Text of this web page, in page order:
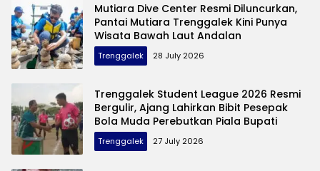
Mutiara Dive Center Resmi Diluncurkan,
Pantai Mutiara Trenggalek Kini Punya
Wisata Bawah Laut Andalan
Trenggalek 28 July 2026
Trenggalek Student League 2026 Resmi
Bergulir, Ajang Lahirkan Bibit Pesepak
Bola Muda Perebutkan Piala Bupati
Trenggalek 27 July 2026